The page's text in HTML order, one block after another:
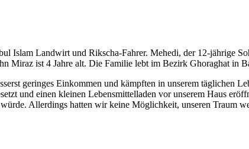
Islam Landwirt und Rikscha-Fahrer. Mehedi, der 12-jährige
Miraz ist 4 Jahre alt. Die Familie lebt im Bezirk Ghoraghat in
geringes Einkommen und kämpften in unserem täglichen
und einen kleinen Lebensmittelladen vor unserem Haus
Allerdings hatten wir keine Möglichkeit, unseren Traum